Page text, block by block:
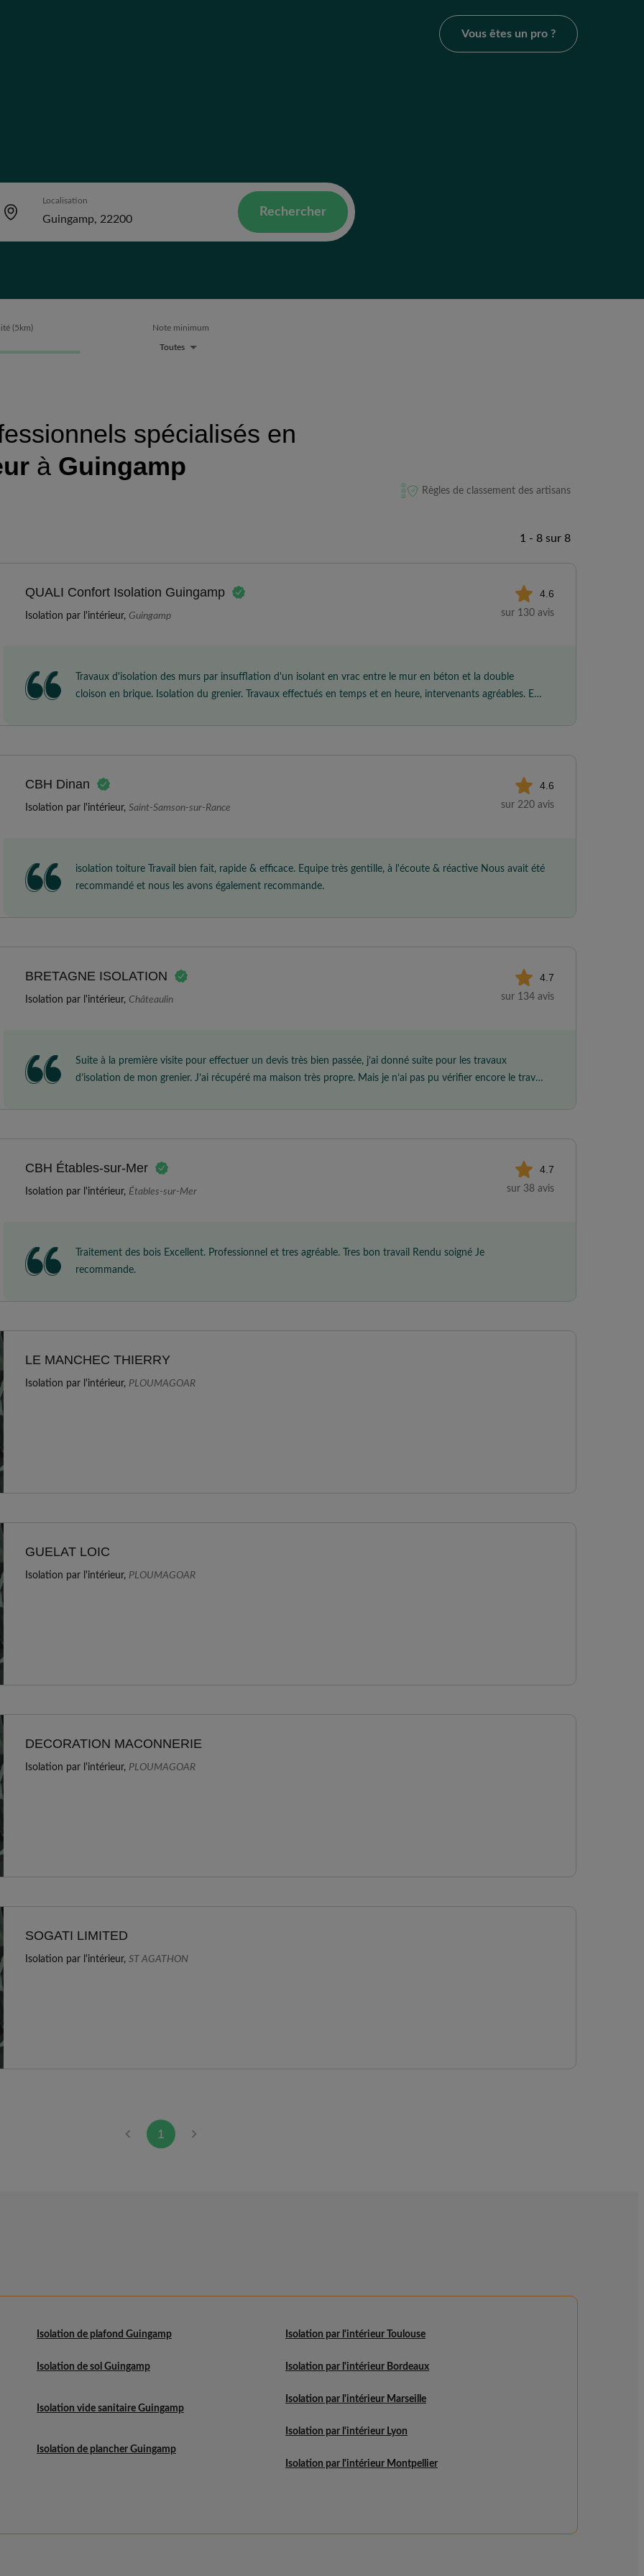
Vous êtes un pro ?
Localisation
Rechercher
(5 km) Note minimum
Toutes
spécialisés en
à Guingamp
Règles de classement des artisans
1 - 8 sur 8
QUALI Confort Isolation Guingamp
Isolation par l'intérieur, Guingamp
4.6
sur 130 avis
Travaux d'isolation des murs par insufflation d'un isolant en vrac entre le mur en béton et la double
cloison en brique. Isolation du grenier. Travaux effectués en temps et en heure, intervenants agréables. En
CBH Dinan
Isolation par l'intérieur, Saint-Samson-sur-Rance
4.6
sur 220 avis
isolation toiture Travail bien fait, rapide & efficace. Equipe très gentille, à l'écoute & réactive Nous avait été
recommandé et nous les avons également recommande.
BRETAGNE ISOLATION
Isolation par l'intérieur, Châteaulin
4.7
sur 134 avis
Suite à la première visite pour effectuer un devis très bien passée, j’ai donné suite pour les travaux
d’isolation de mon grenier. J’ai récupéré ma maison très propre. Mais je n’ai pas pu vérifier encore le travail
CBH Étables-sur-Mer
Isolation par l'intérieur, Étables-sur-Mer
4.7
sur 38 avis
Traitement des bois Excellent. Professionnel et tres agréable. Tres bon travail Rendu soigné Je
recommande.
LE MANCHEC THIERRY
Isolation par l'intérieur, PLOUMAGOAR
GUELAT LOIC
Isolation par l'intérieur, PLOUMAGOAR
DECORATION MACONNERIE
Isolation par l'intérieur, PLOUMAGOAR
SOGATI LIMITED
Isolation par l'intérieur, ST AGATHON
1
Isolation de plafond Guingamp
Isolation de sol Guingamp
Isolation vide sanitaire Guingamp
Isolation de plancher Guingamp
Isolation par l'intérieur Toulouse
Isolation par l'intérieur Bordeaux
Isolation par l'intérieur Marseille
Isolation par l'intérieur Lyon
Isolation par l'intérieur Montpellier